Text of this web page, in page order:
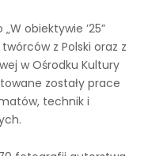
obiektywie ’25”
z Polski oraz z
w Ośrodku Kultury
zostały prace
technik i